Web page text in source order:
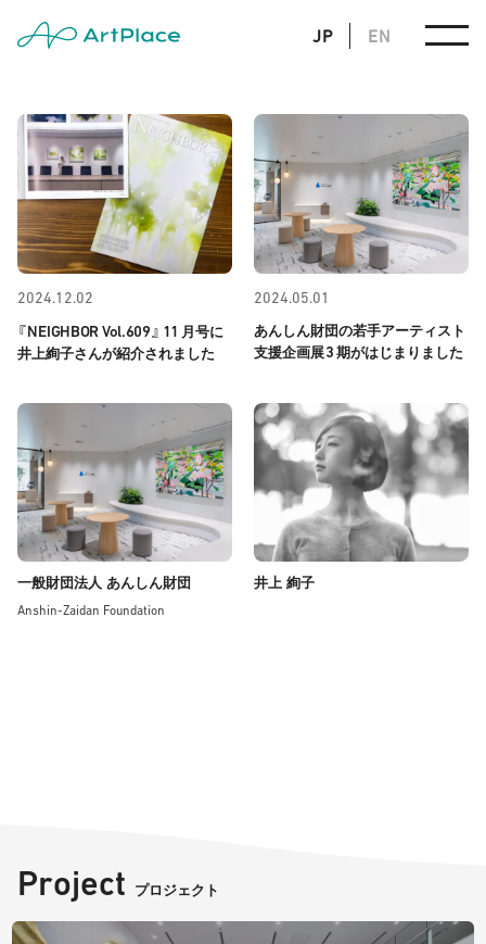
JP EN
2024.12.02
『NEIGHBOR Vol.609 』 11 月号に
井上絢子さんが紹介されました
2024.05.01
あんしん財団の若手アーティスト
支援企画展3 期がはじまりました
一般財団法人 あんしん財団
Anshin-Zaidan Foundation
井上 絢子
Project プロジェクト